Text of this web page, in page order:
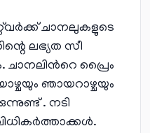
ചാനലുകളുടെ
ലഭ്യത സീ
ചാനലിന്‍റെ പ്രൈം
ഞായറാഴ്ചയും
. നടി